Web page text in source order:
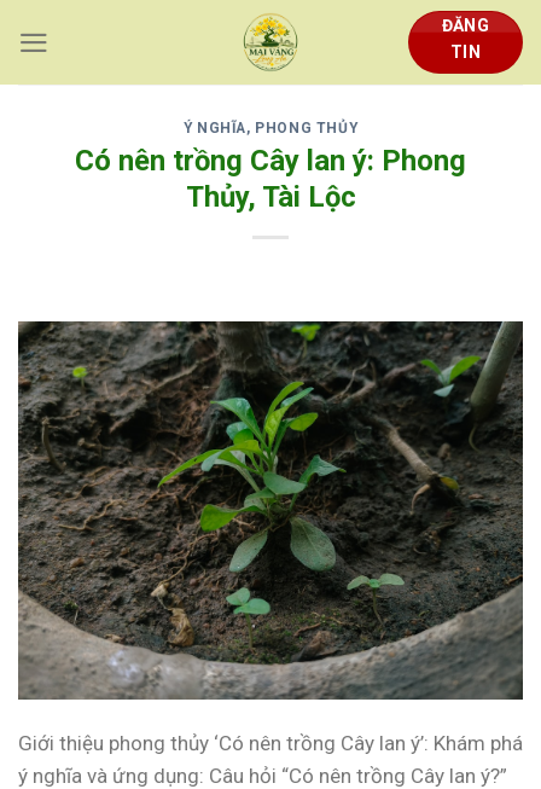
content
ĐĂNG
TIN
Ý NGHĨA, PHONG THỦY
Có nên trồng Cây lan ý: Phong
Thủy, Tài Lộc
Giới thiệu phong thủy ‘Có nên trồng Cây lan ý’: Khám phá
ý nghĩa và ứng dụng: Câu hỏi “Có nên trồng Cây lan ý?”